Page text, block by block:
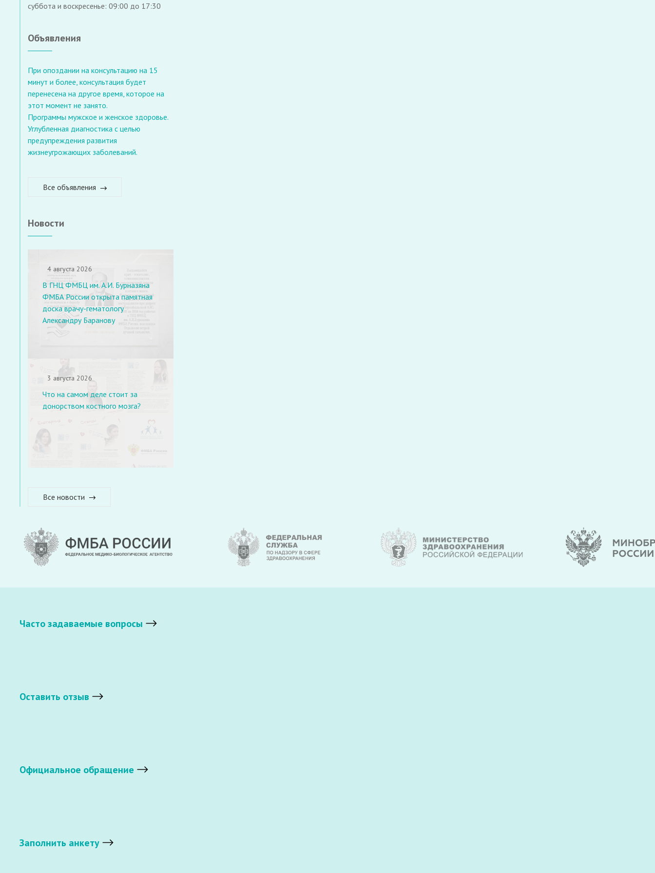
суббота и воскресенье: 09:00 до 17:30
Объявления
При опоздании на консультацию на 15
минут и более, консультация будет
перенесена на другое время, которое на
этот момент не занято.
Программы мужское и женское здоровье.
Углубленная диагностика с целью
предупреждения развития
жизнеугрожающих заболеваний.
Все объявления
Новости
4 августа 2026
В ГНЦ ФМБЦ им. А.И. Бурназяна
ФМБА России открыта памятная
доска врачу-гематологу
Александру Баранову
3 августа 2026
Что на самом деле стоит за
донорством костного мозга?
Все новости
Часто задаваемые вопросы
Оставить отзыв
Официальное обращение
Заполнить анкету